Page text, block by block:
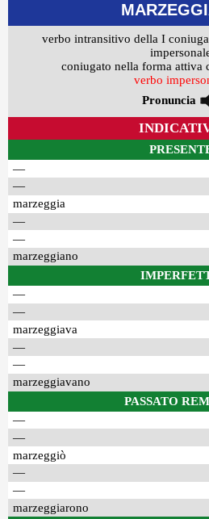
verbo intransitivo della I
coniugato nella forma attiva
verbo
Pronuncia
—
—
marzeggia
—
—
marzeggiano
—
—
marzeggiava
—
—
marzeggiavano
PASSATO
—
—
marzeggiò
—
—
marzeggiarono